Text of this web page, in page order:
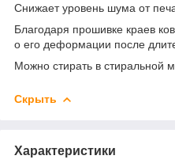
Снижает уровень шума от
Благодаря прошивке краев
о его деформации после
Можно стирать в стиральной
Скрыть
Характеристики